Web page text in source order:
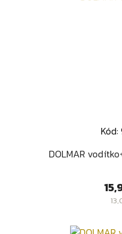
DOLMAR